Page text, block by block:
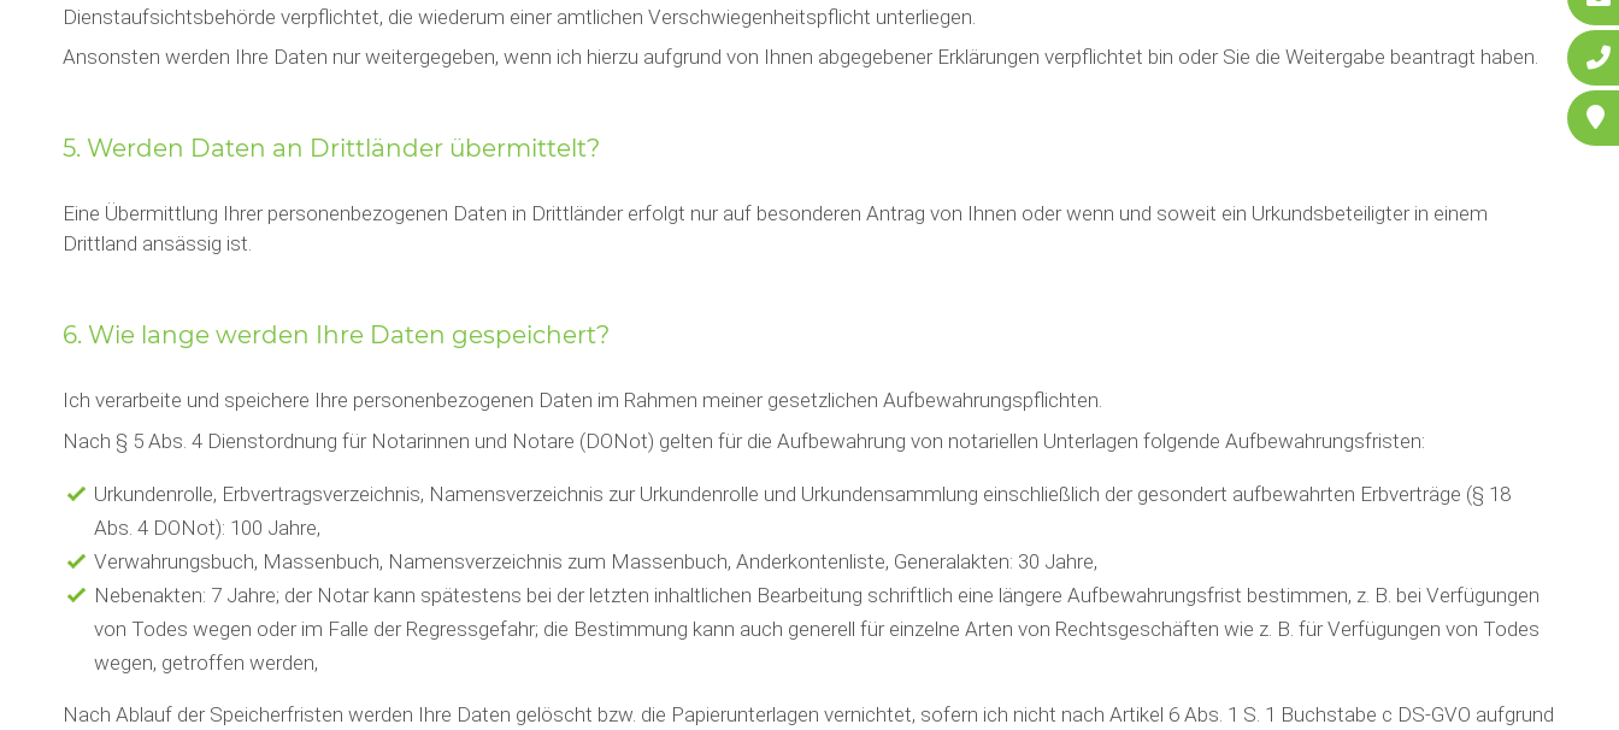
Dienstaufsichtsbehörde verpflichtet, die wiederum einer amtlichen Verschwiegenheitspflicht unterliegen.
Ansonsten werden Ihre Daten nur weitergegeben, wenn ich hierzu aufgrund von Ihnen abgegebener Erklärungen verpflichtet bin oder Sie die Weitergabe beantragt haben.
5. Werden Daten an Drittländer übermittelt?
Eine Übermittlung Ihrer personenbezogenen Daten in Drittländer erfolgt nur auf besonderen Antrag von Ihnen oder wenn und soweit ein Urkundsbeteiligter in einem
Drittland ansässig ist.
6. Wie lange werden Ihre Daten gespeichert?
Ich verarbeite und speichere Ihre personenbezogenen Daten im Rahmen meiner gesetzlichen Aufbewahrungspflichten.
Nach § 5 Abs. 4 Dienstordnung für Notarinnen und Notare (DONot) gelten für die Aufbewahrung von notariellen Unterlagen folgende Aufbewahrungsfristen:
Urkundenrolle, Erbvertragsverzeichnis, Namensverzeichnis zur Urkundenrolle und Urkundensammlung einschließlich der gesondert aufbewahrten Erbverträge (§ 18
Abs. 4 DONot): 100 Jahre,
Verwahrungsbuch, Massenbuch, Namensverzeichnis zum Massenbuch, Anderkontenliste, Generalakten: 30 Jahre,
Nebenakten: 7 Jahre; der Notar kann spätestens bei der letzten inhaltlichen Bearbeitung schriftlich eine längere Aufbewahrungsfrist bestimmen, z. B. bei Verfügungen
von Todes wegen oder im Falle der Regressgefahr; die Bestimmung kann auch generell für einzelne Arten von Rechtsgeschäften wie z. B. für Verfügungen von Todes
wegen, getroffen werden,
Nach Ablauf der Speicherfristen werden Ihre Daten gelöscht bzw. die Papierunterlagen vernichtet, sofern ich nicht nach Artikel 6 Abs. 1 S. 1 Buchstabe c DS-GVO aufgrund